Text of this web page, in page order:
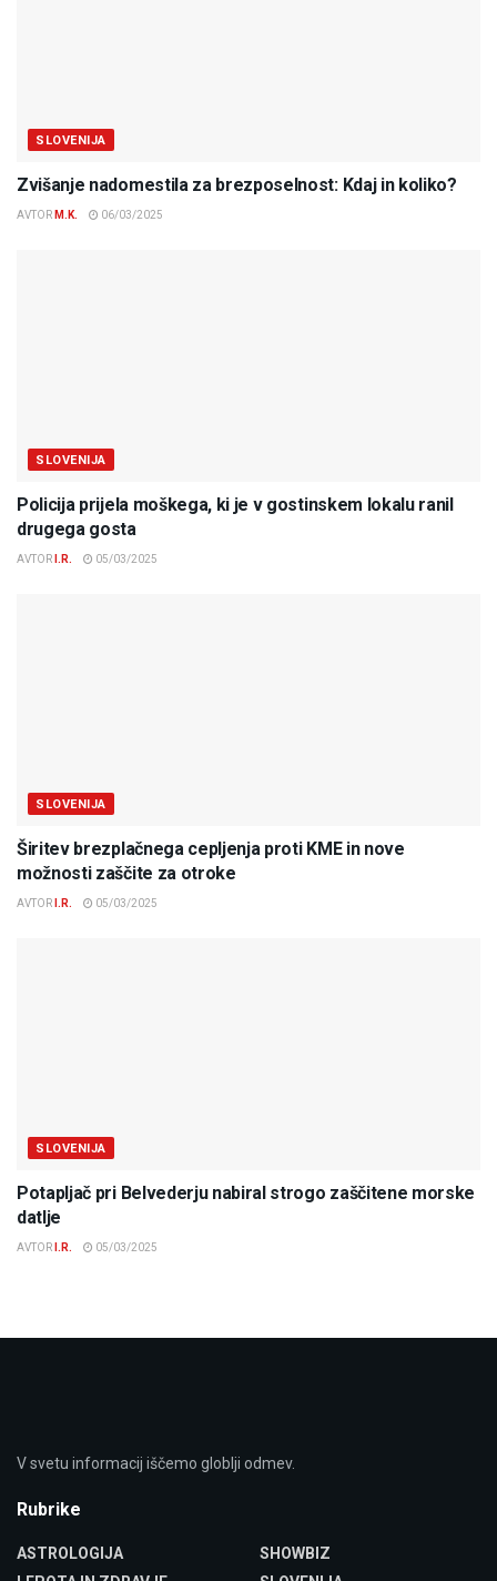
SLOVENIJA
Zvišanje nadomestila za brezposelnost: Kdaj in koliko?
AVTOR M.K. 06/03/2025
SLOVENIJA
Policija prijela moškega, ki je v gostinskem lokalu ranil
drugega gosta
AVTOR I.R. 05/03/2025
SLOVENIJA
Širitev brezplačnega cepljenja proti KME in nove
možnosti zaščite za otroke
AVTOR I.R. 05/03/2025
SLOVENIJA
Potapljač pri Belvederju nabiral strogo zaščitene morske
datlje
AVTOR I.R. 05/03/2025
V svetu informacij iščemo globlji odmev.
Rubrike
ASTROLOGIJA
SHOWBIZ